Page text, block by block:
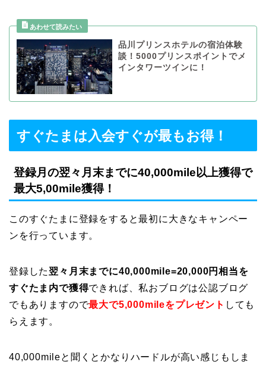
品川プリンスホテルの宿泊体験
談！5000プリンスポイントでメ
インタワーツインに！
すぐたまは入会すぐが最もお得！
登録月の翌々月末までに40,000mile以上獲得で
最大5,00mile獲得！
このすぐたまに登録をすると最初に大きなキャンペー
ンを行っています。
登録した翌々月末までに40,000mile=20,000円相当を
すぐたま内で獲得できれば、私おブログは公認ブログ
でもありますので最大で5,000mileをプレゼント しても
らえます。
40,000mileと聞くとかなりハードルが高い感じもしま